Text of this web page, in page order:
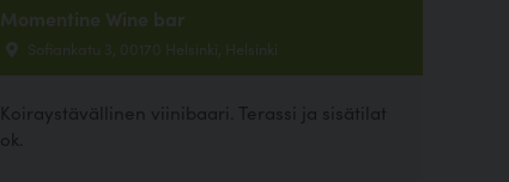
Momentine Wine bar
Sofiankatu 3, 00170 Helsinki, Helsinki
Koiraystävällinen viinibaari. Terassi ja sisätilat
ok.